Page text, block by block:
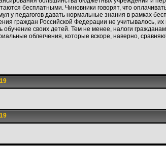
бесплатными. Чиновники говорят, что
у педагогов давать нормальные знания в рамках
граждан Российской Федерации не учитывалось,
обучение своих детей. Тем не менее, налоги
облегчения, которые вскоре, наверно,